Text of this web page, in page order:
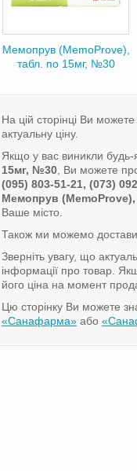
Мемопрув (MemoProve),
табл. по 15мг, №30
На цій сторінці Ви
актуальну ціну.
Якщо у вас виникли будь-
15мг, №30 , Ви можете
(095) 803-51-21, (073)
Мемопрув
Ваше місто.
Також ми можемо
Зверніть увагу, що
інформації про товар.
його ціна на момент
Цю сторінку Ви можете
«Санафарма» або